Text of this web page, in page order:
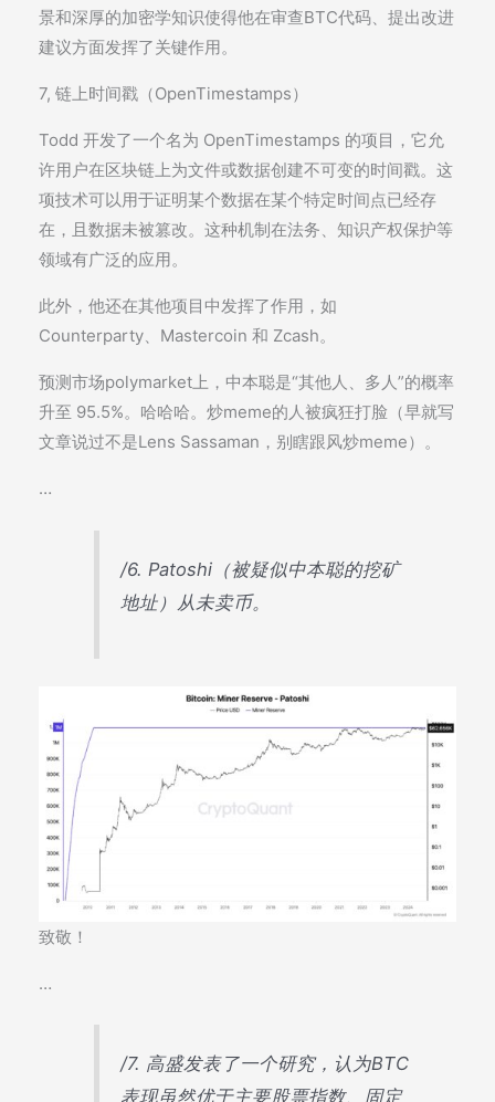
景和深厚的加密学知识使得他在审查BTC代码、提出改进
建议方面发挥了关键作用。
7, 链上时间戳（OpenTimestamps）
Todd 开发了一个名为 OpenTimestamps 的项目，它允
许用户在区块链上为文件或数据创建不可变的时间戳。这
项技术可以用于证明某个数据在某个特定时间点已经存
在，且数据未被篡改。这种机制在法务、知识产权保护等
领域有广泛的应用。
此外，他还在其他项目中发挥了作用，如
Counterparty、Mastercoin 和 Zcash。
预测市场polymarket上，中本聪是“其他人、多人”的概率
升至 95.5%。哈哈哈。炒meme的人被疯狂打脸（早就写
文章说过不是Lens Sassaman，别瞎跟风炒meme）。
…
/6. Patoshi（被疑似中本聪的挖矿
地址）从未卖币。
致敬！
…
/7. 高盛发表了一个研究，认为BTC
表现虽然优于主要股票指数、固定